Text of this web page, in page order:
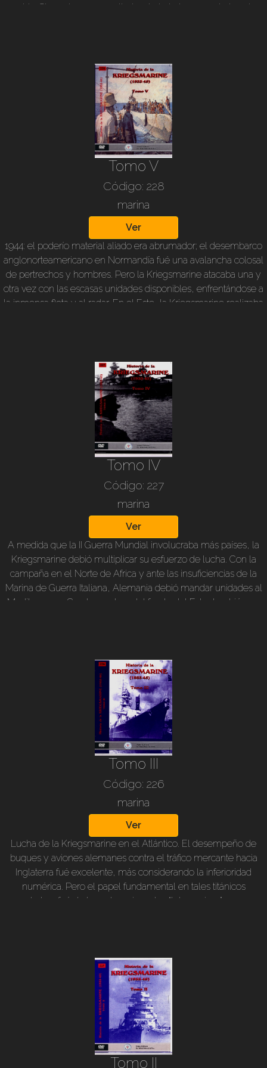
su vida. Sin embargo es su linda y trabajadora secretaria quien
sumamente divertida con una trama de mucha originalidad.
Está basada en Un corazón y dos esteras de paja, del
humorista francés Marcel Arnac (1886-1931). 1934. B/n, 82 min.
Director: Robert A. Stemmle. Intérpretes: Heinz Rühmann,
Rudolf Platte, Annemarie Sörensen, Oskar Sima, Ellen Frank,
Susi Lanner y otros.
Tomo V
Código: 228
marina
Ver
1944: el poderío material aliado era abrumador; el desembarco
anglonorteamericano en Normandía fué una avalancha colosal
de pertrechos y hombres. Pero la Kriegsmarine atacaba una y
otra vez con las escasas unidades disponibles, enfrentándose a
la inmensa flota y al radar. En el Este, la Kriegsmarine realizaba
veloces, técnicamente superiores, apenas pueden entrar en
acción. Llegan los últimos combates y el fin de la guerra; las
naves deben hundirse o entregarse. Son 10 años de historia de
esta Kriegsmarine, corta pero intensa de vida, donde brilló la
fuerza de voluntad, el ingenio y lo heroico.
Tomo IV
Código: 227
marina
Ver
A medida que la II Guerra Mundial involucraba más países, la
Kriegsmarine debió multiplicar su esfuerzo de lucha. Con la
campaña en el Norte de Africa y ante las insuficiencias de la
Marina de Guerra Italiana, Alemania debió mandar unidades al
Mediterraneo. Con la apertura del frente del Este, también en
espectacular que sirvió para mantener casi nula la actividad
marítima soviética. La Kriegsmarine en plena acción en todas
las costas!.
Tomo III
Código: 226
marina
Ver
Lucha de la Kriegsmarine en el Atlántico. El desempeño de
buques y aviones alemanes contra el tráfico mercante hacia
Inglaterra fué excelente, más considerando la inferioridad
numérica. Pero el papel fundamental en tales titánicos
combates, fué de los submarinos, los “lobos grises”, que en
los mares del mundo, especialmente del intrépido Atlantis.
Tomo II